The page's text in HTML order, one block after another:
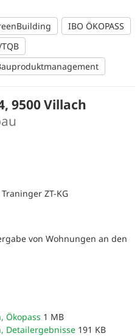
IBO ÖKOPASS
9500 Villach
ZT-KG
von Wohnungen an den
Ökopass 1 MB
Detailergebnisse 191 KB